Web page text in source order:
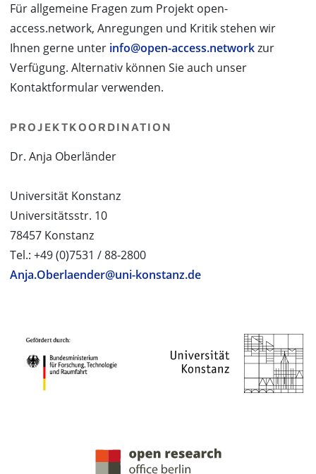
Für allgemeine Fragen zum Projekt open-
access.network, Anregungen und Kritik stehen wir
Ihnen gerne unter info@open-access.networkzur
Verfügung. Alternativ können Sie auch unser
Kontaktformular verwenden.
PROJEKTKOORDINATION
Dr. Anja Oberländer
Universität Konstanz
Universitätsstr. 10
78457 Konstanz
Tel.: +49 (0)7531 / 88-2800
Anja.Oberlaender@uni-konstanz.de